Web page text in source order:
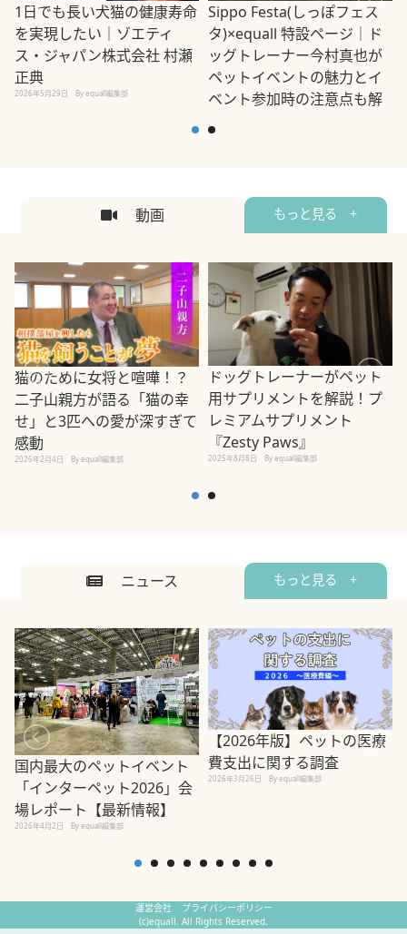
1日でも長い犬猫の健康寿命
を実現したい｜ゾエティ
ス・ジャパン株式会社 村瀬
正典
2026年5月29日 By equall編集部
Sippo Festa(しっぽフェス
タ)×equall 特設ページ｜ド
ッグトレーナー今村真也が
ペットイベントの魅力とイ
ベント参加時の注意点も解
2026年5月12日
動画 もっと見る +
猫のために女将と喧嘩！？
二子山親方が語る「猫の幸
せ」と3匹への愛が深すぎて
感動
2026年2月4日 By equall編集部
ドッグトレーナーがペット
用サプリメントを解説！プ
レミアムサプリメント
『Zesty Paws』
2025年8月8日 By equall編集部
ニュース もっと見る +
国内最大のペットイベント
「インターペット2026」会
場レポート【最新情報】
2026年4月2日 By equall編集部
【2026年版】ペットの医療
費支出に関する調査
2026年3月26日 By equall編集部
運営会社
プライバシーポリシー
(c)equall. All Rights Reserved.